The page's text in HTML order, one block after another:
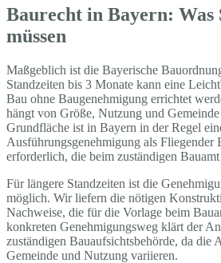
Baurecht in Bayern: Was
müssen
Maßgeblich ist die Bayerische
Standzeiten bis 3 Monate kann eine
Bau ohne Baugenehmigung errichtet
hängt von Größe, Nutzung und
Grundfläche ist in Bayern in der Regel
Ausführungsgenehmigung als
erforderlich, die beim zuständigen
Für längere Standzeiten ist die
möglich. Wir liefern die nötigen
Nachweise, die für die Vorlage beim
konkreten Genehmigungsweg klärt der
zuständigen Bauaufsichtsbehörde, da die
Gemeinde und Nutzung variieren.